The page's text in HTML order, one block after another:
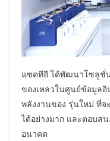
แซดทีอี ได้พัฒนาโซลูชั่
ของเหลวในศูนย์ข้อมูล
พลังงานของ รุ่นใหม่ ที่
ได้อย่างมาก และตอบส
อนาคต